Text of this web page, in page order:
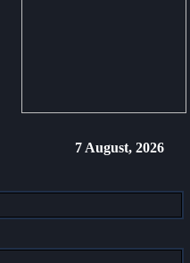
7 August, 2026